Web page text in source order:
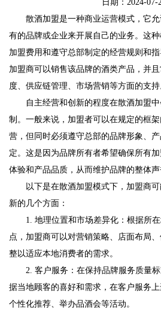
日期：2024-07-
散酒加盟是一种商业运营模式，它
有的品牌或企业来开展自己的业务。这
加盟费用和遵守总部制定的经营规则和
加盟商可以销售该品牌的酒类产品，并
度、供应链管理、市场营销等方面的支持
自主经营和创新的程度在散酒加盟
制。一般来说，加盟者可以在规定的框
营，但同时必须遵守总部的品牌形象、
定。这是因为品牌所有者希望确保所有
体验和产品品质，从而维护品牌的整体声
以下是在散酒加盟模式下，加盟商
新的几个方面：
1. 地理位置和市场差异化：根据所
点，加盟商可以对营销策略、店面布局
整以适应本地消费者的需求。
2. 客户服务：在保持品牌服务质量
据当地顾客的喜好和需求，在客户服务
个性化推荐、举办品酒会等活动。